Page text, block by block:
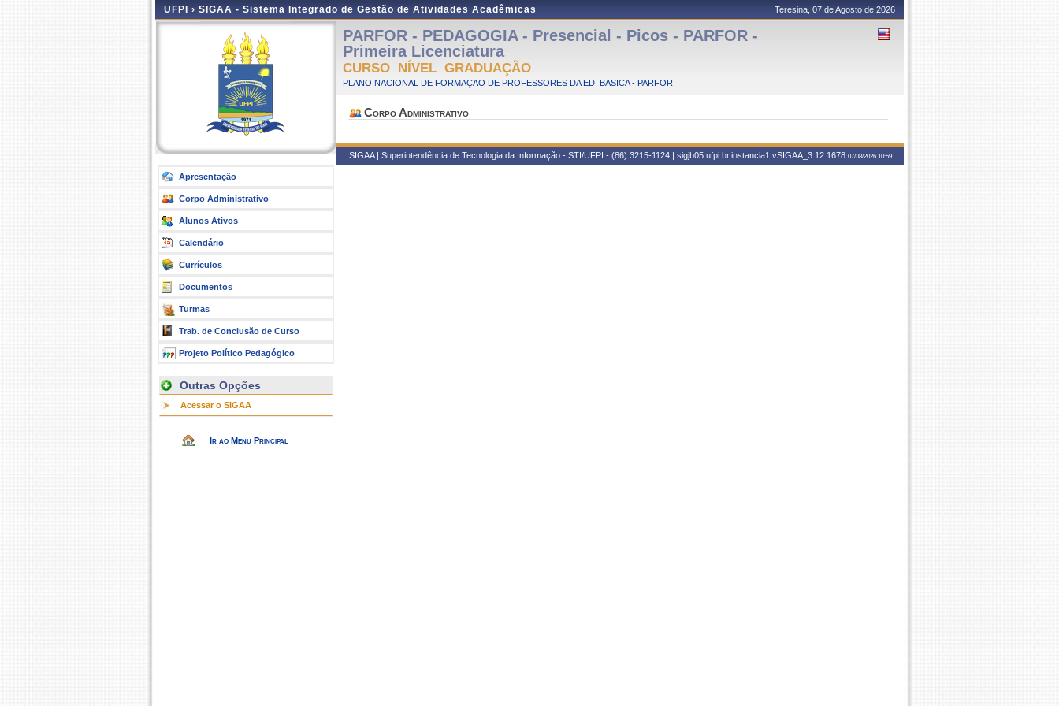
UFPI › SIGAA - Sistema Integrado de Gestão de Atividades Acadêmicas Teresina, 07 de Agosto de 2026
Apresentação
Corpo Administrativo
Alunos Ativos
Calendário
Currículos
Documentos
Turmas
Trab. de Conclusão de Curso
Projeto Político Pedagógico
Outras Opções
Acessar o SIGAA
Ir ao Menu Principal
PARFOR - PEDAGOGIA - Presencial - Picos - PARFOR -
Primeira Licenciatura
CURSO NÍVEL GRADUAÇÃO
PLANO NACIONAL DE FORMAÇAO DE PROFESSORES DA ED. BASICA - PARFOR
Corpo Administrativo
SIGAA | Superintendência de Tecnologia da Informação - STI/UFPI - (86) 3215-1124 | sigjb05.ufpi.br.instancia1 vSIGAA_3.12.1678 07/08/2026 10:59